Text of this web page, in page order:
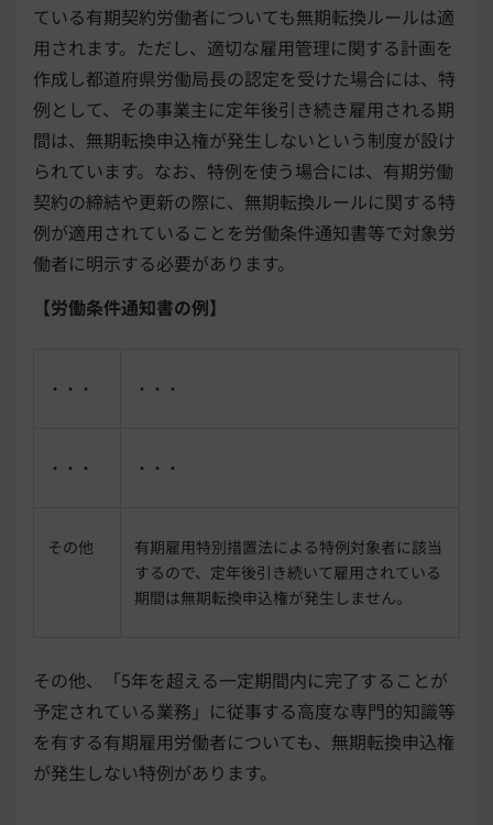
ている有期契約労働者についても無期転換ルールは適
用されます。ただし、適切な雇用管理に関する計画を
作成し都道府県労働局長の認定を受けた場合には、特
例として、その事業主に定年後引き続き雇用される期
間は、無期転換申込権が発生しないという制度が設け
られています。なお、特例を使う場合には、有期労働
契約の締結や更新の際に、無期転換ルールに関する特
例が適用されていることを労働条件通知書等で対象労
働者に明示する必要があります。
【労働条件通知書の例】
・・・ ・・・
・・・ ・・・
その他
有期雇用特別措置法による特例対象者に該当
するので、定年後引き続いて雇用されている
期間は無期転換申込権が発生しません。
その他、「5年を超える一定期間内に完了することが
予定されている業務」に従事する高度な専門的知識等
を有する有期雇用労働者についても、無期転換申込権
が発生しない特例があります。